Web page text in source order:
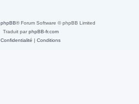
phpBB® Forum Software © phpBB Limited
Traduit parphpBB-fr.com
Confidentialité
Conditions